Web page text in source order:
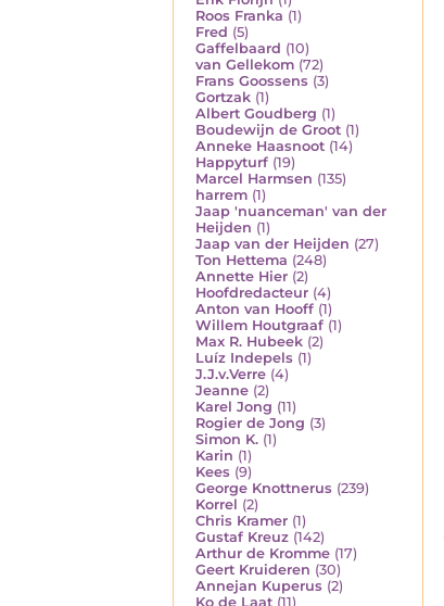
Roos Franka (1)
Fred (5)
Gaffelbaard (10)
van Gellekom (72)
Frans Goossens (3)
Gortzak (1)
Albert Goudberg (1)
Boudewijn de Groot (1)
Anneke Haasnoot (14)
Happyturf (19)
Marcel Harmsen (135)
harrem (1)
Jaap 'nuanceman' van der
Heijden (1)
Jaap van der Heijden (27)
Ton Hettema (248)
Annette Hier (2)
Hoofdredacteur (4)
Anton van Hooff (1)
Willem Houtgraaf (1)
Max R. Hubeek (2)
Luíz Indepels (1)
J.J.v.Verre (4)
Jeanne (2)
Karel Jong (11)
Rogier de Jong (3)
Simon K. (1)
Karin (1)
Kees (9)
George Knottnerus (239)
Korrel (2)
Chris Kramer (1)
Gustaf Kreuz (142)
Arthur de Kromme (17)
Geert Kruideren (30)
Annejan Kuperus (2)
Ko de Laat (11)